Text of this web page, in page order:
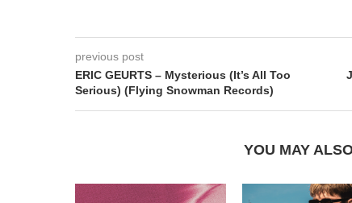
previous post
ERIC GEURTS – Mysterious (It’s All Too
Serious) (Flying Snowman Records)
YOU MAY